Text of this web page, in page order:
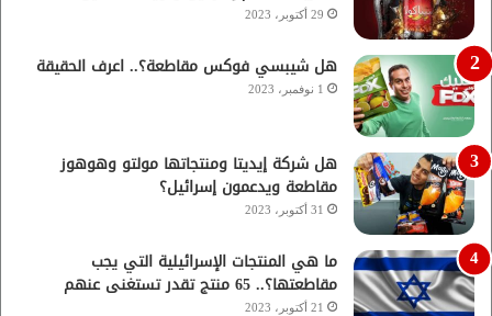
29 أكتوبر، 2023
هل شيبسي فوكس مقاطعة؟.. اعرف الحقيقة
1 نوفمبر، 2023
هل شركة إيديتا ومنتجاتها مولتو وهوهوز
مقاطعة ويدعمون إسرائيل؟
31 أكتوبر، 2023
ما هي المنتجات الإسرائيلية التي يجب
مقاطعتها؟.. 65 منتج تقدر تستغنى عنهم
21 أكتوبر، 2023